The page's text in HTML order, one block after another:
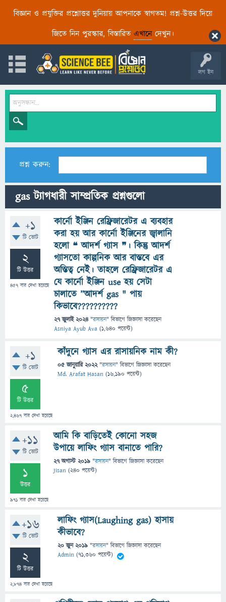
বিজ্ঞান ও প্রযুক্তির প্রশ্নোত্তর দুনিয়ায় আপনাকে স্বাগতম! প্রশ্ন-উত্তর দিয়ে
জিতে নিন পুরস্কার, বিস্তারিত এখানেদেখুন।
লগ ইন
প্রশ্ন করুন:
gas ট্যাগধারী সাম্প্রতিক প্রশ্নগুলো
+1
টি ভোট
2
টি উত্তর
457 বার দেখা হয়েছে
কার্নো ইঞ্জিন রেফ্রিজারেটর এ ব্যবহার
করা হয় আর কার্নো ইঞ্জিনের জ্বালানি
হলো ❝ আদর্শ গ্যাস ❞। কিন্তু আদর্শ
গ্যাসতো কাল্পনিক আর বাস্তবে এর
অস্তিত্ব নেই। তাহলে রেফ্রিজারেটর এ
যে কার্নো ইঞ্জিন use হয় সেটা
চালাতে ”আদর্শ gas " পায়
কিভাবে??????????
27 জুলাই 2024 "রসায়ন" বিভাগে জিজ্ঞাসাকরেছেন
Asniya Ayub Ava (1,640 পয়েন্ট)
+1
টি ভোট
5
টি উত্তর
2,467 বার দেখা হয়েছে
কাঁদুনে গ্যাস এর রাসায়নিক নাম কী?
05 জানুয়ারি 2022 "রসায়ন" বিভাগে জিজ্ঞাসাকরেছেন
Md. Arafat Hasan (16,190 পয়েন্ট)
+11
টি ভোট
1
উত্তর
971 বার দেখা হয়েছে
আমি কি বাড়িতেই কোনো সহজ
উপায়ে লাফিং গ্যাস বানাতে পারি?
27 অগাস্ট 2019 "রসায়ন" বিভাগে জিজ্ঞাসাকরেছেন
Jisan (240 পয়েন্ট)
+16
টি ভোট
2
টি উত্তর
2,874 বার দেখা হয়েছে
লাফিং গ্যাস(Laughing gas) হাসায়
কীভাবে?
20 জুন 2019 "রসায়ন" বিভাগে জিজ্ঞাসাকরেছেন
Admin (71,360 পয়েন্ট)